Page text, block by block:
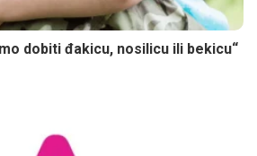
dobiti đakicu, nosilicu ili bekicu“